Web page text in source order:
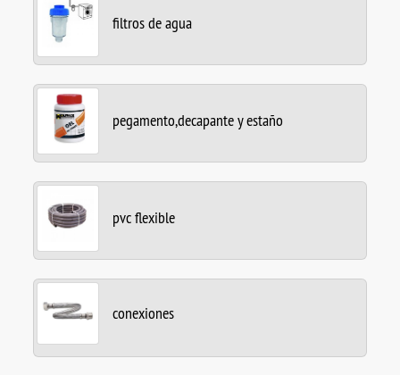
filtros de agua
pegamento,decapante y estaño
pvc flexible
conexiones